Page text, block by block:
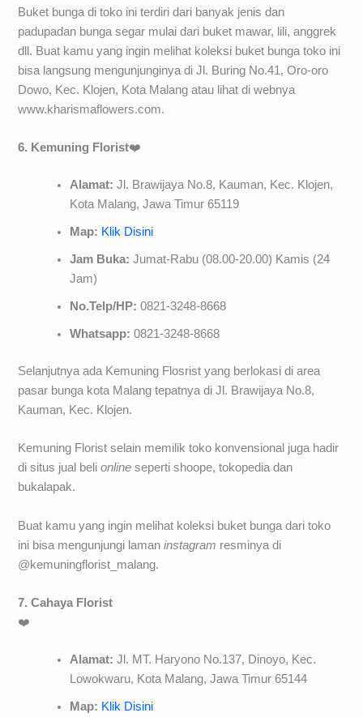
Buket bunga di toko ini terdiri dari banyak jenis dan
padupadan bunga segar mulai dari buket mawar, lili, anggrek
dll. Buat kamu yang ingin melihat koleksi buket bunga toko ini
bisa langsung mengunjunginya di Jl. Buring No.41, Oro-oro
Dowo, Kec. Klojen, Kota Malang atau lihat di webnya
www.kharismaflowers.com.
6. Kemuning Florist❤️
Alamat:Jl. Brawijaya No.8, Kauman, Kec. Klojen,
Kota Malang, Jawa Timur 65119
Map: Klik Disini
Jam Buka:Jumat-Rabu (08.00-20.00) Kamis (24
Jam)
No.Telp/HP:0821-3248-8668
Whatsapp:0821-3248-8668
Selanjutnya ada Kemuning Flosrist yang berlokasi di area
pasar bunga kota Malang tepatnya di Jl. Brawijaya No.8,
Kauman, Kec. Klojen.
Kemuning Florist selain memilik toko konvensional juga hadir
di situs jual belionline seperti shoope, tokopedia dan
bukalapak.
Buat kamu yang ingin melihat koleksi buket bunga dari toko
ini bisa mengunjungi lamaninstagram resminya di
@kemuningflorist_malang.
7. Cahaya Florist
❤️
Alamat:Jl. MT. Haryono No.137, Dinoyo, Kec.
Lowokwaru, Kota Malang, Jawa Timur 65144
Map: Klik Disini